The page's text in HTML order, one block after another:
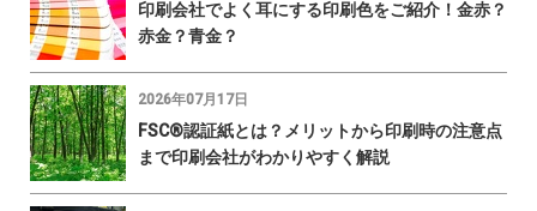
印刷会社でよく耳にする印刷色をご紹介！金赤？
赤金？青金？
2026年07月17日
FSC®認証紙とは？メリットから印刷時の注意点
まで印刷会社がわかりやすく解説